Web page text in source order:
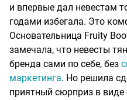
и впервые дал невестам
годами избегала. Это
Основательница Fruity
замечала, что невесты
бренда сами по себе, без
маркетинга. Но решила
приятный сюрприз в виде